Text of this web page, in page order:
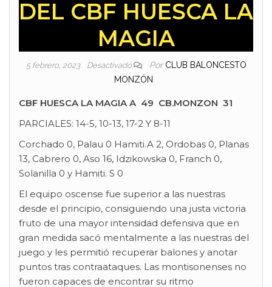
DEL CBF HUESCA LA
MAGIA
5 febrero, 2023 Desactivado Por CLUB BALONCESTO
MONZÓN
CBF HUESCA LA MAGIA A 49 CB.MONZON 31
PARCIALES: 14-5, 10-13, 17-2 Y 8-11
Corchado 0, Palau 0 Hamiti.A 2, Ordobas 0, Planas
13, Cabrero 0, Aso 16, Idzikowska 0, Franch 0,
Solanilla 0 y Hamiti. S 0
El equipo oscense fue superior a las nuestras
desde el principio, consiguiendo una justa victoria
fruto de una mayor intensidad defensiva que en
gran medida sacó mentalmente a las nuestras del
juego y les permitió recuperar balones y anotar
puntos tras contraataques. Las montisonenses no
fueron capaces de encontrar su ritmo